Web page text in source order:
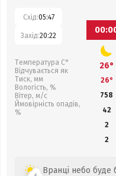
Схід:05:47
Захід:20:22
Температура С°
Відчувається як
Тиск, мм
Вологість, %
Вітер, м/с
Ймовірність опадів,
%
26°
26°
758
42
2
2
Вранці небо буде